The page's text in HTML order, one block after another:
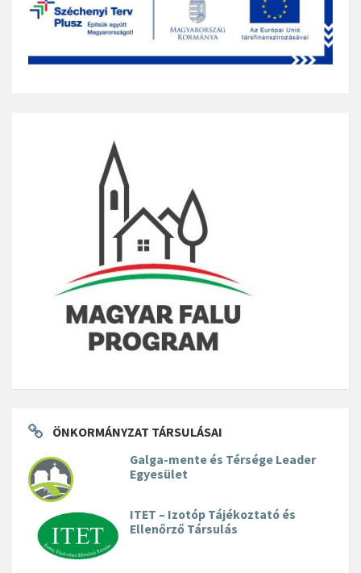
ÖNKORMÁNYZAT TÁRSULÁSAI
Galga-mente és Térsége Leader
Egyesület
ITET – Izotóp Tájékoztató és
Ellenőrző Társulás